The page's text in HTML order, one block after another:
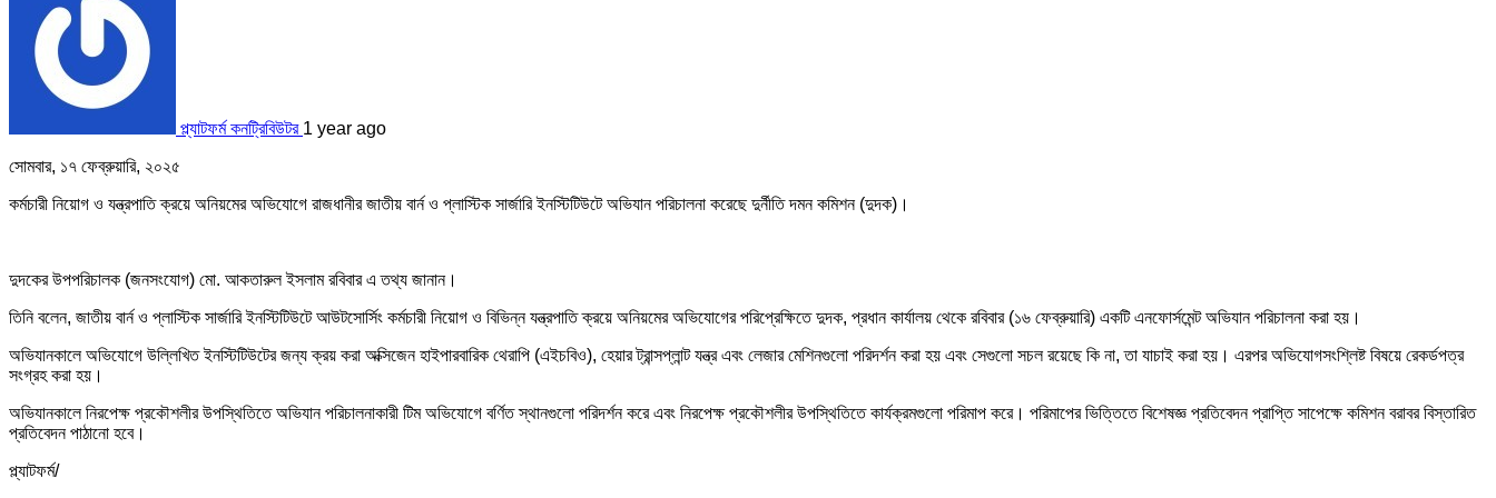
প্ল্যাটফর্ম কনট্রিবিউটর 1 year ago
সোমবার, ১৭ ফেব্রুয়ারি, ২০২৫
কর্মচারী নিয়োগ ও যন্ত্রপাতি ক্রয়ে অনিয়মের অভিযোগে রাজধানীর জাতীয় বার্ন ও প্লাস্টিক সার্জারি ইনস্টিটিউটে অভিযান পরিচালনা করেছে দুর্নীতি দমন কমিশন (দুদক)।
দুদকের উপপরিচালক (জনসংযোগ) মো. আকতারুল ইসলাম রবিবার এ তথ্য জানান।
তিনি বলেন, জাতীয় বার্ন ও প্লাস্টিক সার্জারি ইনস্টিটিউটে আউটসোর্সিং কর্মচারী নিয়োগ ও বিভিন্ন যন্ত্রপাতি ক্রয়ে অনিয়মের অভিযোগের পরিপ্রেক্ষিতে দুদক, প্রধান কার্যালয় থেকে রবিবার (১৬ ফেব্রুয়ারি) একটি এনফোর্সমেন্ট অভিযান পরিচালনা করা হয়।
অভিযানকালে অভিযোগে উল্লিখিত ইনস্টিটিউটের জন্য ক্রয় করা অক্সিজেন হাইপারবারিক থেরাপি (এইচবিও), হেয়ার ট্রান্সপ্লান্ট যন্ত্র এবং লেজার মেশিনগুলো পরিদর্শন করা হয় এবং সেগুলো সচল রয়েছে কি না, তা যাচাই করা হয়। এরপর অভিযোগসংশ্লিষ্ট বিষয়ে রেকর্ডপত্র
সংগ্রহ করা হয়।
অভিযানকালে নিরপেক্ষ প্রকৌশলীর উপস্থিতিতে অভিযান পরিচালনাকারী টিম অভিযোগে বর্ণিত স্থানগুলো পরিদর্শন করে এবং নিরপেক্ষ প্রকৌশলীর উপস্থিতিতে কার্যক্রমগুলো পরিমাপ করে। পরিমাপের ভিত্তিতে বিশেষজ্ঞ প্রতিবেদন প্রাপ্তি সাপেক্ষে কমিশন বরাবর বিস্তারিত
প্রতিবেদন পাঠানো হবে।
প্ল্যাটফর্ম/